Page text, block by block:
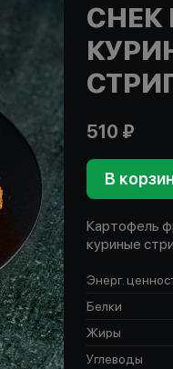
СНЕК
510 ₽
В
Картофель
куриные
Энерг.
Белки
Жиры
Углеводы